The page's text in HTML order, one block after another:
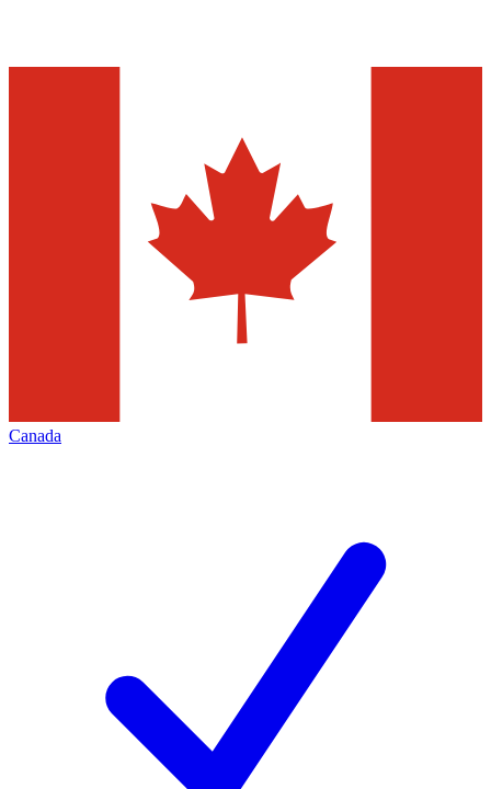
Canada